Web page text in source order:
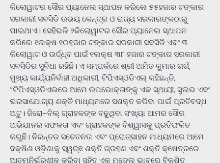
କିଲୋୱାଟର ସୌର ପ୍ୟାନେଲ ସ୍ଥାପନ କରିଲେ ୫୫ହଜାର ଟଙ୍କାର
ସରକାରୀ ସବସିଡି ଉଭୟ କେନ୍ଦ୍ର ଓ ରାଜ୍ୟ ସରକାରଙ୍କଠାରୁ
ପାଇଥାଏ। ସେହିଭଳି ୨କିଲୋୱାଟର ସୌର ପ୍ୟାନେଲ ସ୍ଥାପନ
କରିଲେ ୧ଲକ୍ଷ ୧୦ହଜାର ଟଙ୍କାର ସରକାରୀ ସବସିଡି ଏବଂ ୩
କିଲୋୱାଟ ଓ ଉର୍ଦ୍ଧ୍ବ ପାଇଁ ୧ଲକ୍ଷ ୩୮ ହଜାର ଟଙ୍କାର ସରକାରୀ
ସବସିଡିର ସୁବିଧା ରହିଛି। ଏ ସମ୍ପର୍କରେ ଶ୍ରୀ ଅମିତ କୁମାର ଗର୍ଗ,
ମୁଖ୍ୟ କାର୍ଯ୍ୟନିର୍ବାହୀ ଅଧିକାରୀ, ଟିପିଏସ୍ଓଡିଏଲ୍ କହିଛନ୍ତି,
“ଟିପିଏସ୍ଓଡିଏଲରେ ଆମେ ଉପଭୋକ୍ତାଙ୍କୁ ଏକ ସ୍ଥାୟୀ, ସୁଲଭ ଏବଂ
ଭରସାଯୋଗ୍ୟ ଶକ୍ତି ମାଧ୍ୟମରେ ସଶକ୍ତ କରିବା ପାଇଁ ପ୍ରତିବଦ୍ଧ
ଅଟୁ। ଜିରୋ-ବିଲ୍ ଗ୍ରାହକଙ୍କ ବଢୁଥିବା ସଂଖ୍ୟା ଆମର ସୌର
ଅଭିଯାନର ସଫଳତା ଏବଂ ଗ୍ରାହକଙ୍କ ବିଶ୍ୱାସକୁ ପ୍ରତିଫଳିତ
କରୁଛି। ନିରନ୍ତର ସଚେତନତା ଏବଂ ପ୍ରୋତ୍ସାହନ ମାଧ୍ୟମରେ ଆମେ
ଦକ୍ଷିଣ ଓଡ଼ିଶାକୁ ସ୍ୱଚ୍ଛ ଶକ୍ତି ଗ୍ରହଣ ଏବଂ ଶକ୍ତି କ୍ଷେତ୍ରରେ
ଆତ୍ମନିର୍ଭରଶୀଳ କରିବା ସହିତ ଏକ ମଡେଲ୍ ଭାବରେ ବିକଶିତ